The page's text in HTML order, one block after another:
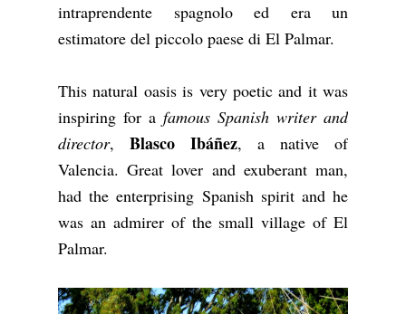
intraprendente spagnolo ed era un
estimatore del piccolo paese di El Palmar.
This natural oasis is very poetic and it was
inspiring for a famous Spanish writer and
director, Blasco Ibáñez, a native of
Valencia. Great lover and exuberant man,
had the enterprising Spanish spirit and he
was an admirer of the small village of El
Palmar.